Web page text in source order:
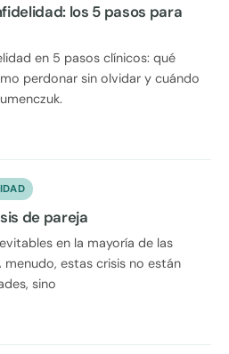
los 5 pasos para
en 5 pasos clínicos: qué
perdonar sin olvidar y cuándo
de pareja
en la mayoría de las
menudo, estas crisis no están
sino